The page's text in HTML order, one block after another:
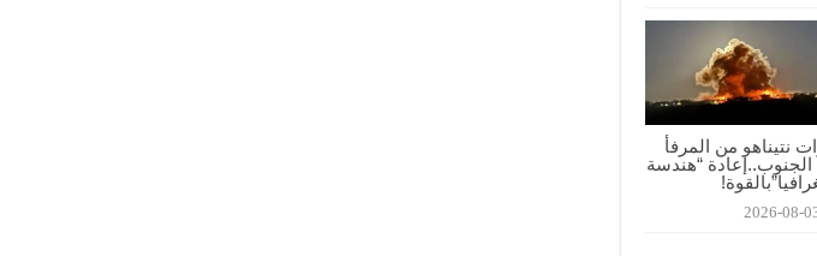
نتيناهو من المرفأ
الجنوب..إعادة “هندسة
2026-08-